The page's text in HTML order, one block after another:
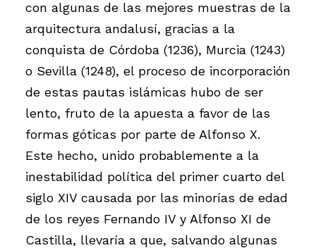
con algunas de las mejores muestras de la
arquitectura andalusí, gracias a la
conquista de Córdoba (1236), Murcia (1243)
o Sevilla (1248), el proceso de incorporación
de estas pautas islámicas hubo de ser
lento, fruto de la apuesta a favor de las
formas góticas por parte de Alfonso X.
Este hecho, unido probablemente a la
inestabilidad política del primer cuarto del
siglo XIV causada por las minorías de edad
de los reyes Fernando IV y Alfonso XI de
Castilla, llevaría a que, salvando algunas